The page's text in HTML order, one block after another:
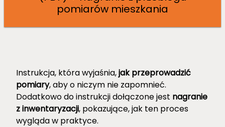
pomiarów mieszkania
Instrukcja, która wyjaśnia,jak przeprowadzić
pomiary, aby o niczym nie zapomnieć.
Dodatkowo do instrukcji dołączone jest nagranie
z inwentaryzacji, pokazujące, jak ten proces
wygląda w praktyce.